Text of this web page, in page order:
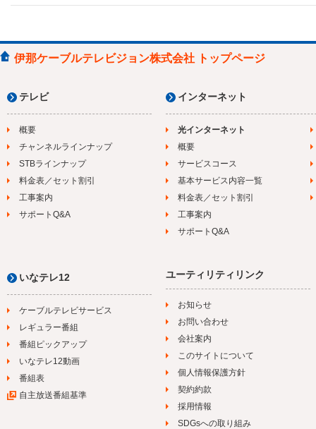
伊那ケーブルテレビジョン株式会社 トップページ
テレビ
概要
チャンネルラインナップ
STBラインナップ
料金表／セット割引
工事案内
サポートQ&A
インターネット
光インターネット
概要
サービスコース
基本サービス内容一覧
料金表／セット割引
工事案内
サポートQ&A
いなテレ12
ケーブルテレビサービス
レギュラー番組
番組ピックアップ
いなテレ12動画
番組表
自主放送番組基準
ユーティリティリンク
お知らせ
お問い合わせ
会社案内
このサイトについて
個人情報保護方針
契約約款
採用情報
SDGsへの取り組み